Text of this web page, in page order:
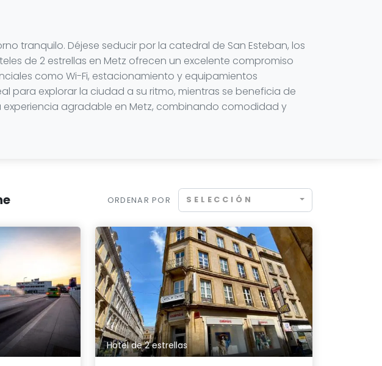
tranquilo. Déjese seducir por la catedral de San Esteban, los
de 2 estrellas en Metz ofrecen un excelente compromiso
como Wi-Fi, estacionamiento y equipamientos
para explorar la ciudad a su ritmo, mientras se beneficia de
agradable en Metz, combinando comodidad y
ORDENAR POR SELECCIÓN
Hotel de 2 estrellas